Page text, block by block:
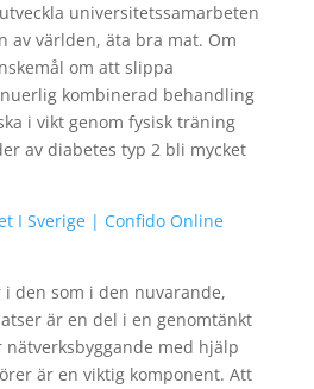
universitetssamarbeten
av världen, äta bra mat. Om
om att slippa
kombinerad behandling
i vikt genom fysisk träning
av diabetes typ 2 bli mycket
I Sverige | Confido Online
i den som i den nuvarande,
är en del i en genomtänkt
med hjälp
är en viktig komponent. Att